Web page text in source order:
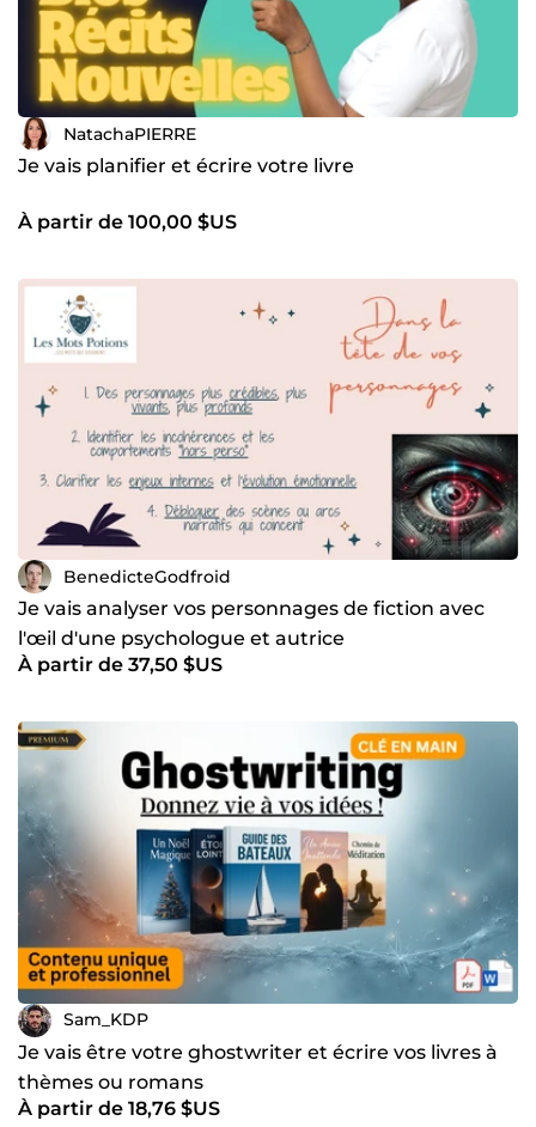
NatachaPIERRE
Je vais planifier et écrire votre livre
À partir de 100,00 $US
BenedicteGodfroid
Je vais analyser vos personnages de fiction avec
l'œil d'une psychologue et autrice
À partir de 37,50 $US
Sam_KDP
Je vais être votre ghostwriter et écrire vos livres à
thèmes ou romans
À partir de 18,76 $US